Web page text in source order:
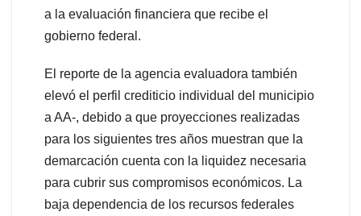
a la evaluación financiera que recibe el
gobierno federal.
El reporte de la agencia evaluadora también
elevó el perfil crediticio individual del municipio
a AA-, debido a que proyecciones realizadas
para los siguientes tres años muestran que la
demarcación cuenta con la liquidez necesaria
para cubrir sus compromisos económicos. La
baja dependencia de los recursos federales